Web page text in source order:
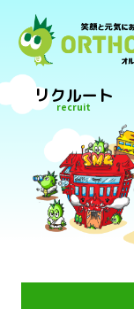
リクルート
recruit